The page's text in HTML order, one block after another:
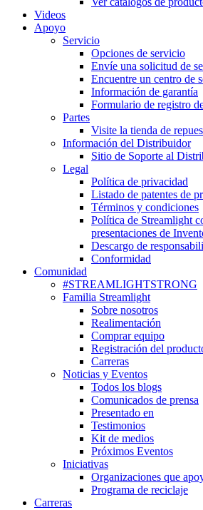
Videos
Apoyo
Servicio
Opciones de servicio
Envíe una solicitud de
Encuentre un centro de
Información de garantía
Formulario de registro
Partes
Visite la tienda de
Información del Distribuidor
Sitio de Soporte al
Legal
Política de privacidad
Listado de patentes de
Términos y condiciones
Política de Streamlight
presentaciones de
Descargo de
Conformidad
Comunidad
#STREAMLIGHTSTRONG
Familia Streamlight
Sobre nosotros
Realimentación
Comprar equipo
Registración del
Carreras
Noticias y Eventos
Todos los blogs
Comunicados de prensa
Presentado en
Testimonios
Kit de medios
Próximos Eventos
Iniciativas
Organizaciones que
Programa de reciclaje
Carreras